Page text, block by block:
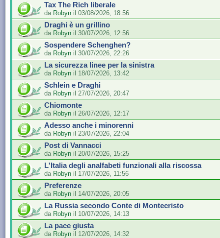
Tax The Rich liberale
da Robyn il 03/08/2026, 18:56
Draghi è un grillino
da Robyn il 30/07/2026, 12:56
Sospendere Schenghen?
da Robyn il 30/07/2026, 22:26
La sicurezza linee per la sinistra
da Robyn il 18/07/2026, 13:42
Schlein e Draghi
da Robyn il 27/07/2026, 20:47
Chiomonte
da Robyn il 26/07/2026, 12:17
Adesso anche i minorenni
da Robyn il 23/07/2026, 22:04
Post di Vannacci
da Robyn il 20/07/2026, 15:25
L'Italia degli analfabeti funzionali alla riscossa
da Robyn il 17/07/2026, 11:56
Preferenze
da Robyn il 14/07/2026, 20:05
La Russia secondo Conte di Montecristo
da Robyn il 10/07/2026, 14:13
La pace giusta
da Robyn il 12/07/2026, 14:32